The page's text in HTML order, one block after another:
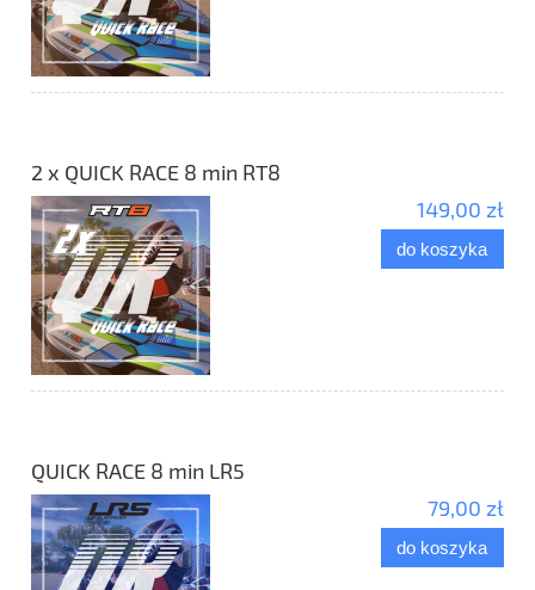
2 x QUICK RACE 8 min RT8
149,00 zł
do koszyka
QUICK RACE 8 min LR5
79,00 zł
do koszyka